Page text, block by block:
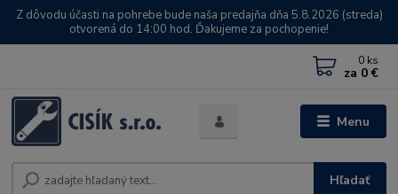
Z dôvodu účasti na pohrebe bude naša predajňa dňa 5.8.2026 (streda)
otvorená do 14:00 hod. Ďakujeme za pochopenie!
Menu
Hľadať
0 ks
za 0 €